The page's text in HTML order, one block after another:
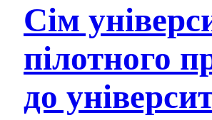
Сім
пілотного
до